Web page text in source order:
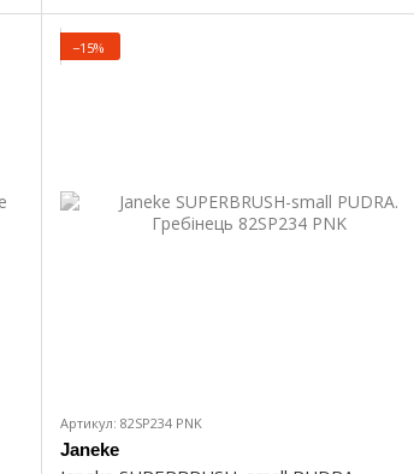
−15%
Артикул: 82SP234 PNK
Janeke